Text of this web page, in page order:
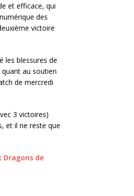
et efficace, qui
des
victoire
les blessures de
au soutien
de mercredi
3 victoires)
et il ne reste que
Dragons de